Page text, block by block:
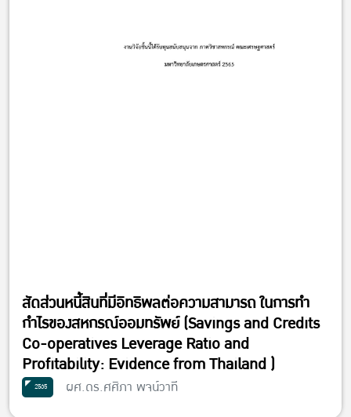
สัดส่วนหนี้สินที่มีอิทธิพลต่อความสามารถ ในการทำ
กำไรของสหกรณ์ออมทรัพย์ (Savings and Credits
Co-operatives Leverage Ratio and
Profitability: Evidence from Thailand )
2565 ผศ.ดร.ศศิภา พจน์วาที